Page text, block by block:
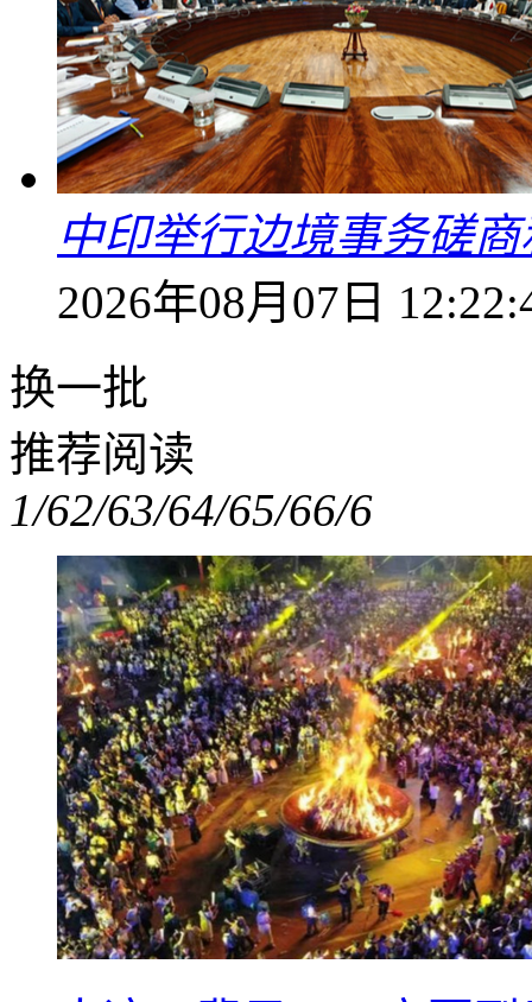
中印举行边境事务磋
2026年08月07日
换一批
推荐阅读
1/62/63/64/65/66/6